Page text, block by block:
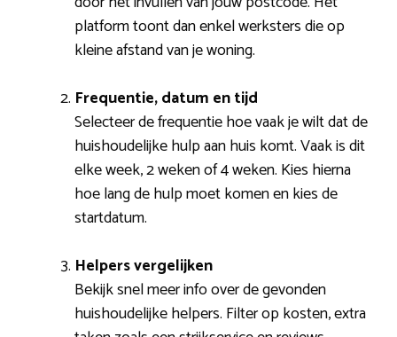
platform toont dan enkel werksters die op
kleine afstand van je woning.
Frequentie, datum en tijd
Selecteer de frequentie hoe vaak je wilt dat de
huishoudelijke hulp aan huis komt. Vaak is dit
elke week, 2 weken of 4 weken. Kies hierna
hoe lang de hulp moet komen en kies de
startdatum.
Helpers vergelijken
Bekijk snel meer info over de gevonden
huishoudelijke helpers. Filter op kosten, extra